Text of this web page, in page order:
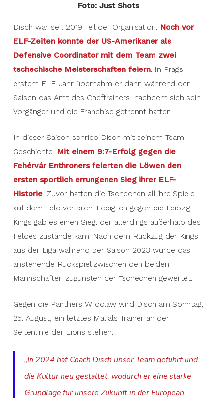
Foto: Just Shots
Disch war seit 2019 Teil der Organisation. Noch vor
ELF-Zeiten konnte der US-Amerikaner als
Defensive Coordinator mit dem Team zwei
tschechische Meisterschaften feiern. In Prags
erstem ELF-Jahr übernahm er dann während der
Saison das Amt des Cheftrainers, nachdem sich sein
Vorgänger und die Franchise getrennt hatten.
In dieser Saison schrieb Disch mit seinem Team
Geschichte. Mit einem 9:7-Erfolg gegen die
Fehérvár Enthroners feierten die Löwen den
ersten sportlich errungenen Sieg ihrer ELF-
Historie. Zuvor hatten die Tschechen all ihre Spiele
auf dem Feld verloren. Lediglich gegen die Leipzig
Kings gab es einen Sieg, der allerdings außerhalb des
Feldes zustande kam. Nach dem Rückzug der Kings
aus der Liga während der Saison 2023 wurde das
anstehende Rückspiel zwischen den beiden
Mannschaften zugunsten der Tschechen gewertet.
Gegen die Panthers Wroclaw wird Disch am Sonntag,
25. August, ein letztes Mal als Trainer an der
Seitenlinie der Lions stehen.
„In 2024 hat Coach Disch unser Team geführt und
die Kultur neu gestaltet, wodurch er eine starke
Grundlage für unsere Zukunft in der European